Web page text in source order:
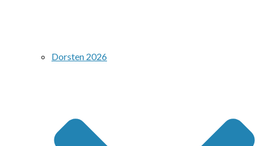
Dorsten 2026